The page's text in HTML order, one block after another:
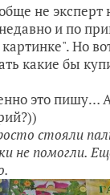
не эксперт
и по
Но
какие бы
это пишу…
стояли
не помогли.